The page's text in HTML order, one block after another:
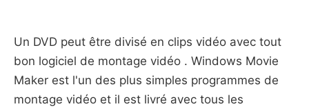
Un DVD peut être divisé en clips vidéo avec tout
bon logiciel de montage vidéo . Windows Movie
Maker est l'un des plus simples programmes de
montage vidéo et il est livré avec tous les